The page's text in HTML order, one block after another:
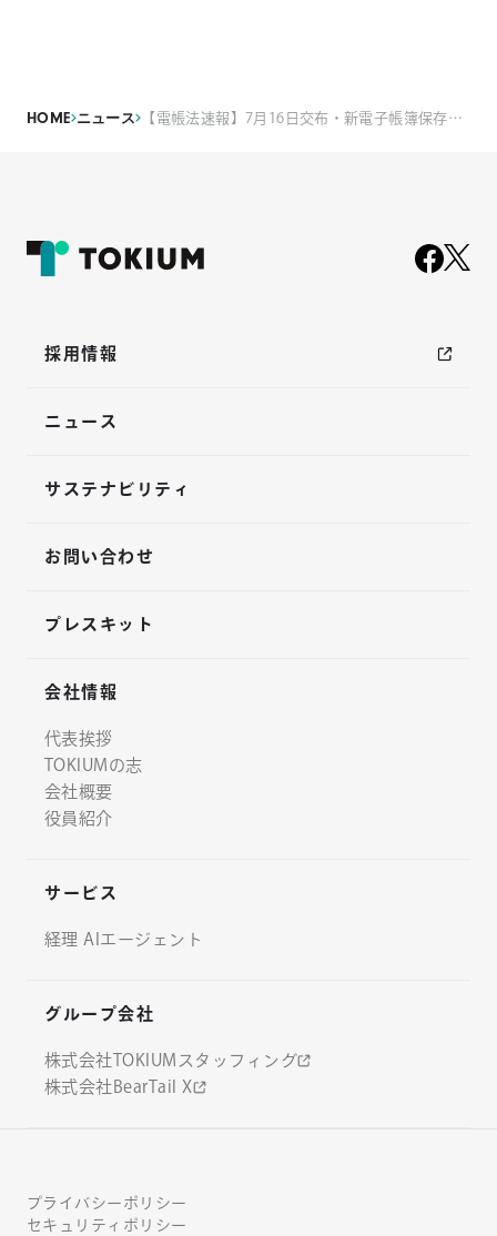
HOME ニュース 【電帳法速報】7月16日交布・新電子帳簿保存法 一問一答のホワイトペーパーを公開。
採用情報
ニュース
サステナビリティ
お問い合わせ
プレスキット
会社情報
代表挨拶
TOKIUMの志
会社概要
役員紹介
サービス
経理 AIエージェント
グループ会社
株式会社TOKIUMスタッフィング
株式会社BearTail X
プライバシーポリシー
セキュリティポリシー